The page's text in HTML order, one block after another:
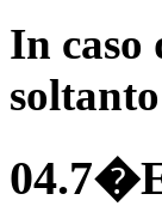
In caso